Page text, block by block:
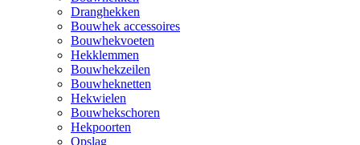
Dranghekken
Bouwhek accessoires
Bouwhekvoeten
Hekklemmen
Bouwhekzeilen
Bouwheknetten
Hekwielen
Bouwhekschoren
Hekpoorten
Opslag